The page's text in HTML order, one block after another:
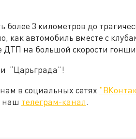
более 3 километров до
как автомобиль вместе с
ДТП на большой скорости
“Царьграда”!
в социальных сетях
наш телеграм-канал.